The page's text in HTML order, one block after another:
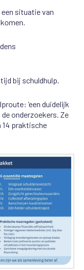
situatie van
bij schuldhulp.
‘een duidelijk
de onderzoekers. Ze
14 praktische